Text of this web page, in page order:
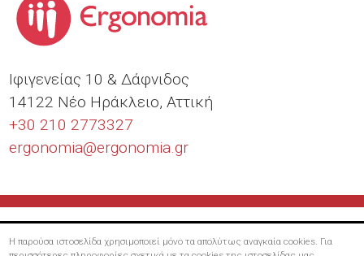
Ιφιγενείας 10 & Δάφνιδος
14122 Νέο Ηράκλειο, Αττική
+30 210 2773327
ergonomia@ergonomia.gr
Η παρούσα ιστοσελίδα χρησιμοποιεί μόνο τα απολύτως αναγκαία cookies. Για